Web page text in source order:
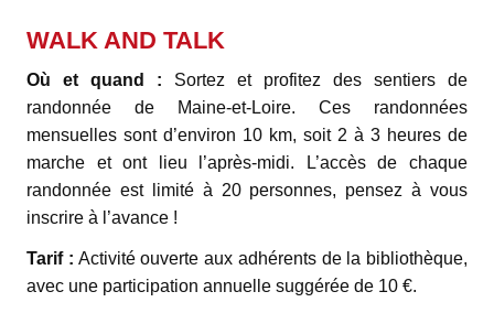
WALK AND TALK
Où et quand : Sortez et profitez des sentiers de
randonnée de Maine-et-Loire. Ces randonnées
mensuelles sont d’environ 10 km, soit 2 à 3 heures de
marche et ont lieu l’après-midi. L’accès de chaque
randonnée est limité à 20 personnes, pensez à vous
inscrire à l’avance !
Tarif : Activité ouverte aux adhérents de la bibliothèque,
avec une participation annuelle suggérée de 10 €.